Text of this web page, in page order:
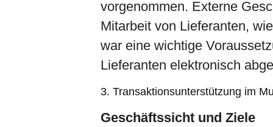
vorgenommen. Externe
Mitarbeit von Lieferanten,
war eine wichtige
Lieferanten elektronisch
3. Transaktionsunterstützung im
Geschäftssicht und Ziele